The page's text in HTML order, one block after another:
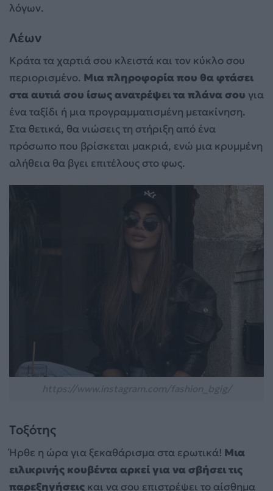
λόγων.
Λέων
Κράτα τα χαρτιά σου κλειστά και τον κύκλο σου
περιορισμένο. Μια πληροφορία που θα φτάσει
στα αυτιά σου ίσως ανατρέψει τα πλάνα σου για
ένα ταξίδι ή μια προγραμματισμένη μετακίνηση.
Στα θετικά, θα νιώσεις τη στήριξη από ένα
πρόσωπο που βρίσκεται μακριά, ενώ μια κρυμμένη
αλήθεια θα βγει επιτέλους στο φως.
Τοξότης
Ήρθε η ώρα για ξεκαθάρισμα στα ερωτικά! Μια
ειλικρινής κουβέντα αρκεί για να σβήσει τις
παρεξηγήσεις και να σου επιστρέψει το αίσθημα